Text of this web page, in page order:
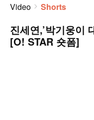
Video Shorts
진세연,’박기웅이
[O! STAR 숏폼]